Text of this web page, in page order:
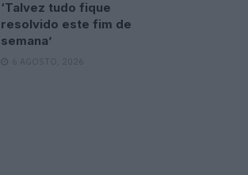
‘Talvez tudo fique
resolvido este fim de
semana’
6 AGOSTO, 2026